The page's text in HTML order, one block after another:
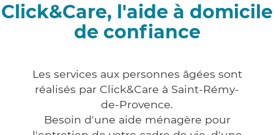
Click&Care, l'aide à domicile
de confiance
Les services aux personnes âgées sont
réalisés par Click&Care à Saint-Rémy-
de-Provence.
Besoin d'une aide ménagère pour